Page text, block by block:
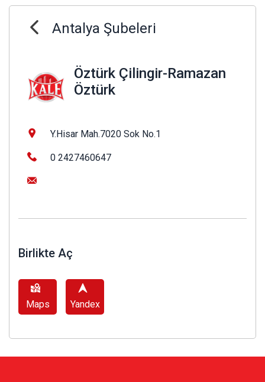
Antalya Şubeleri
Öztürk Çilingir-Ramazan
Öztürk
Y.Hisar Mah.7020 Sok No.1
0 2427460647
Birlikte Aç
Maps Yandex